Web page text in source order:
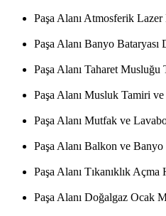
Paşa Alanı Atmosferik
Paşa Alanı Banyo Bataryası
Paşa Alanı Taharet Musluğu
Paşa Alanı Musluk Tamiri
Paşa Alanı Mutfak ve
Paşa Alanı Balkon ve
Paşa Alanı Tıkanıklık Açma
Paşa Alanı Doğalgaz Ocak